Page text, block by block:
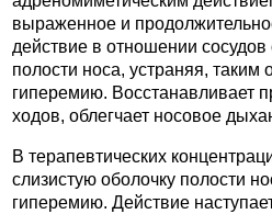
выраженное и
действие в отношении сосудов
полости носа, устраняя, таким
гиперемию. Восстанавливает
ходов, облегчает носовое
В терапевтических
слизистую оболочку полости
гиперемию. Действие